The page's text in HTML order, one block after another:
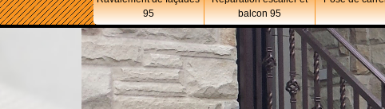
95
balcon 95